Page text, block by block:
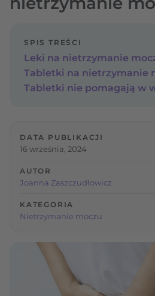
SPIS TREŚCI
DATA PUBLIKACJI
16 września, 2024
AUTOR
Joanna Zaszczudłowicz
KATEGORIA
Nietrzymanie moczu